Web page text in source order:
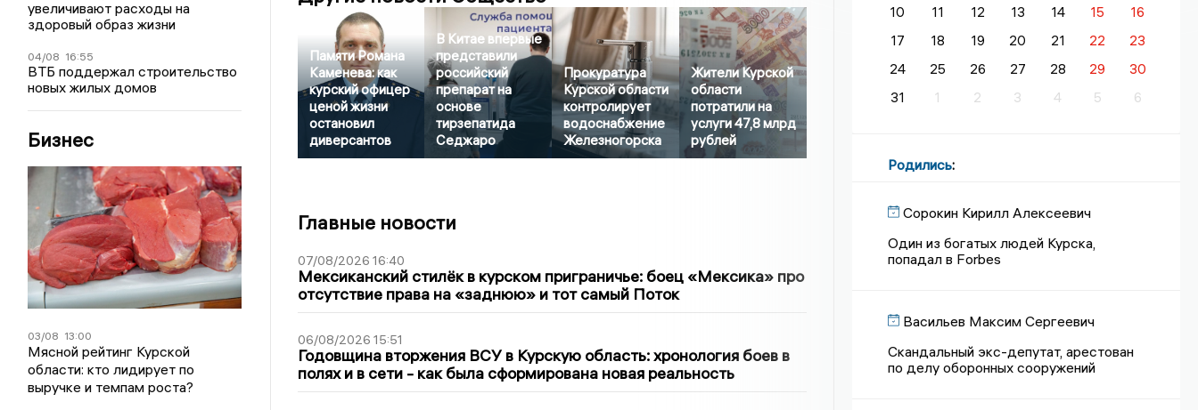
увеличивают расходы на
здоровый образ жизни
04/08 16:55
ВТБ поддержал строительство
новых жилых домов
Бизнес
03/08 13:00
Мясной рейтинг Курской
области: кто лидирует по
выручке и темпам роста?
Памяти Романа
Каменева: как
курский офицер
ценой жизни
остановил
диверсантов
В Китае впервые
представили
российский
препарат на
основе
тирзепатида
Седжаро
Прокуратура
Курской области
контролирует
водоснабжение
Железногорска
Жители Курской
области
потратили на
услуги 47,8 млрд
рублей
Главные новости
07/08/2026 16:40
Мексиканский стилёк в курском приграничье: боец «Мексика» про
отсутствие права на «заднюю» и тот самый Поток
06/08/2026 15:51
Годовщина вторжения ВСУ в Курскую область: хронология боев в
полях и в сети - как была сформирована новая реальность
10
11 12 13 14 15
16
17
18 19 20 21 22
23
24
25 26 27 28 29
30
31
1 2 3 4 5 6
Родились:
Сорокин Кирилл Алексеевич
Один из богатых людей Курска,
попадал в Forbes
Васильев Максим Сергеевич
Скандальный экс-депутат, арестован
по делу оборонных сооружений